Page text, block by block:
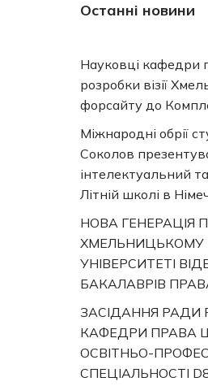
Останні новини
Науковці кафедри
розробки візії
форсайту до
Міжнародні обрії
Соколов
інтелектуальний
Літній школі в
НОВА ГЕНЕРАЦІЯ
ХМЕЛЬНИЦЬКОМУ
УНІВЕРСИТЕТІ
БАКАЛАВРІВ
ЗАСІДАННЯ РАДИ
КАФЕДРИ ПРАВА
ОСВІТНЬО-
СПЕЦІАЛЬНОСТІ